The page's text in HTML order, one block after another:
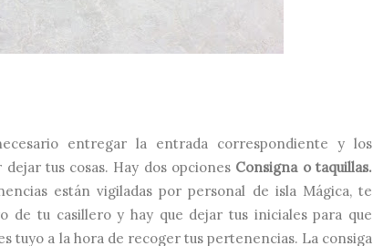
entregar la entrada correspondiente y los
tus cosas. Hay dos opciones Consigna o taquillas.
están vigiladas por personal de isla Mágica, te
de tu casillero y hay que dejar tus iniciales para que
tuyo a la hora de recoger tus pertenencias. La consiga